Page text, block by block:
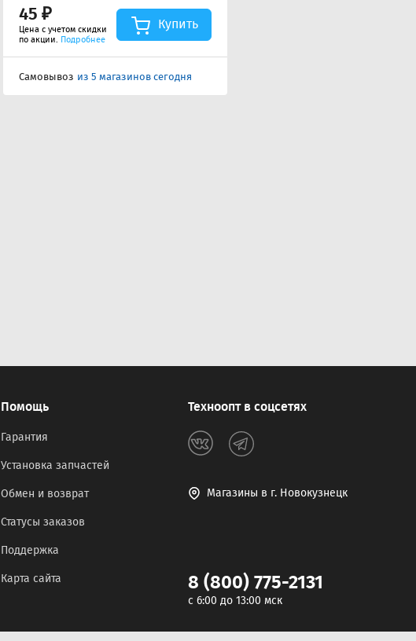
45 ₽
Цена с учетом скидки
по акции. Подробнее
Купить
Самовывоз из 5 магазинов сегодня
Помощь
Гарантия
Установка запчастей
Обмен и возврат
Статусы заказов
Поддержка
Карта сайта
Техноопт в соцсетях
Магазины в г. Новокузнецк
8 (800) 775-2131
c 6:00 до 13:00 мск